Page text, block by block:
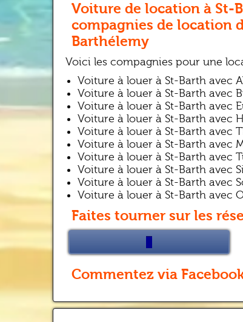
Voiture de location à St-
compagnies de location
Barthélemy
Voici les compagnies pour une
Voiture à louer à St-Barth avec
Voiture à louer à St-Barth avec
Voiture à louer à St-Barth avec
Voiture à louer à St-Barth avec
Voiture à louer à St-Barth avec
Voiture à louer à St-Barth avec
Voiture à louer à St-Barth avec
Voiture à louer à St-Barth avec
Voiture à louer à St-Barth avec
Voiture à louer à St-Barth avec
Faites tourner sur les
Commentez via